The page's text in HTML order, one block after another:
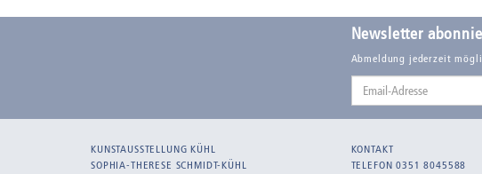
Newsletter
Abmeldung jederzeit
Email-
KUNSTAUSSTELLUNG KÜHL
SOPHIA-THERESE SCHMIDT-KÜHL
KONTAKT
TELEFON 0351 8045588